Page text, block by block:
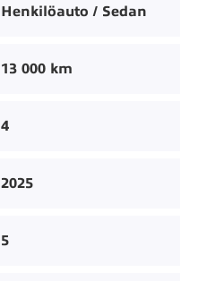
Henkilöauto / Sedan
13 000 km
4
2025
5